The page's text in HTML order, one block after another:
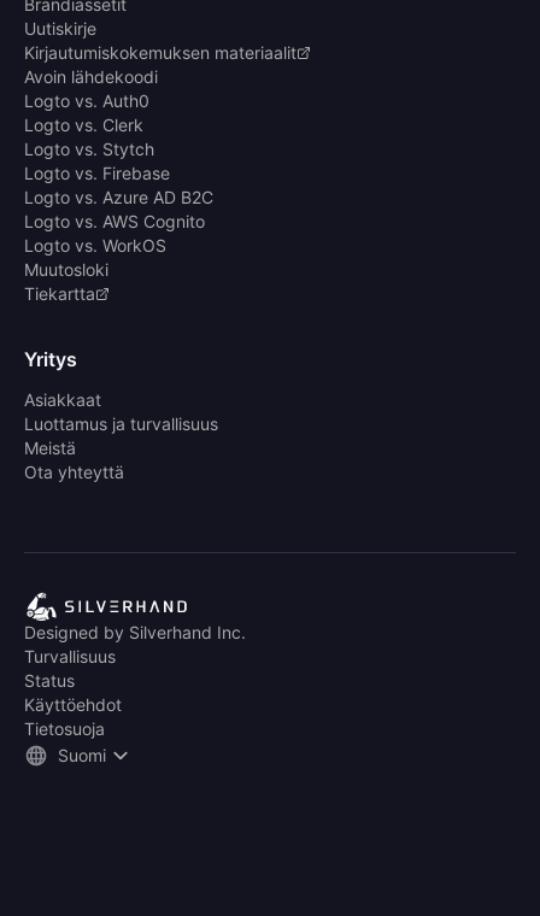
Brändiassetit
Uutiskirje
Kirjautumiskokemuksen materiaalit
Avoin lähdekoodi
Logto vs. Auth0
Logto vs. Clerk
Logto vs. Stytch
Logto vs. Firebase
Logto vs. Azure AD B2C
Logto vs. AWS Cognito
Logto vs. WorkOS
Muutosloki
Tiekartta
Yritys
Asiakkaat
Luottamus ja turvallisuus
Meistä
Ota yhteyttä
Designed by Silverhand Inc.
Turvallisuus
Status
Käyttöehdot
Tietosuoja
Suomi